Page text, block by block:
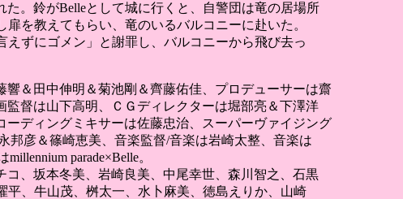
。鈴がBelleとして城に行くと、自警団は竜の居場所
を教えてもらい、竜のいるバルコニーに赴いた。
ずにゴメン」と謝罪し、バルコニーから飛び去っ
＆田中伸明＆菊池剛＆齊藤佑佳、プロデューサーは齋
督は山下高明、ＣＧディレクターは堀部亮＆下澤洋
ディングミキサーは佐藤忠治、スーパーヴァイジング
邦彦＆篠崎恵美、音楽監督/音楽は岩崎太整、音楽は
parade×Belle。
、坂本冬美、岩崎良美、中尾幸世、森川智之、石黒
平、牛山茂、桝太一、水卜麻美、徳島えりか、山崎